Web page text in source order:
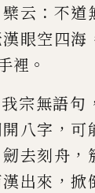
檗云 ： 不道
眼空四海
裡 。
我宗無語句
開八字 ， 可
劒去刻舟 ，
出來 ，掀